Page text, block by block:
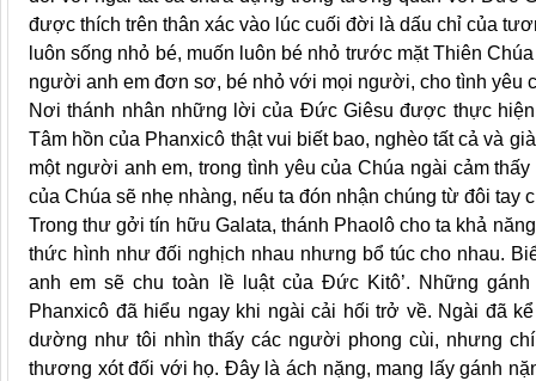
được thích trên thân xác vào lúc cuối đời là dấu chỉ của
luôn sống nhỏ bé, muốn luôn bé nhỏ trước mặt Thiên
người anh em đơn sơ, bé nhỏ với mọi người, cho tình yêu
Nơi thánh nhân những lời của Đức Giêsu được thực
Tâm hồn của Phanxicô thật vui biết bao, nghèo tất cả và
một người anh em, trong tình yêu của Chúa ngài cảm
của Chúa sẽ nhẹ nhàng, nếu ta đón nhận chúng từ đôi tay
Trong thư gởi tín hữu Galata, thánh Phaolô cho ta khả
thức hình như đối nghịch nhau nhưng bổ túc cho nhau.
anh em sẽ chu toàn lề luật của Đức Kitô’. Những
Phanxicô đã hiểu ngay khi ngài cải hối trở về. Ngài đã
dường như tôi nhìn thấy các người phong cùi, nhưng
thương xót đối với họ. Đây là ách nặng, mang lấy gánh